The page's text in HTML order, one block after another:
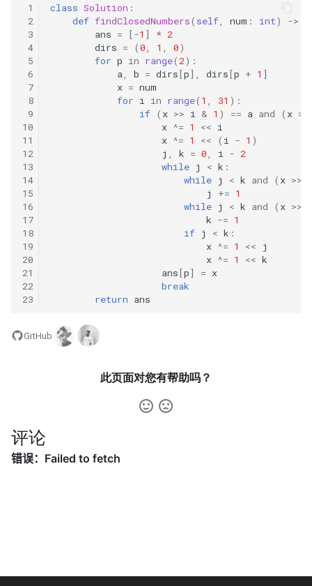
27. 移除元素
28. 找出字符串中第一个匹配
项的下标
29. 两数相除
30. 串联所有单词的子串
31. 下一个排列
32. 最长有效括号
33. 搜索旋转排序数组
34. 在排序数组中查找元素的
第一个和最后一个位置
35. 搜索插入位置
38. 外观数列
39. 组合总和
29. 顺时针打印矩阵
30. 包含 min 函数的栈
31. 栈的压入、弹出序列
32.1. 从上到下打印二叉树
32.2. 从上到下打印二叉树 II
32.3. 从上到下打印二叉树 III
33. 二叉搜索树的后序遍历序
34. 二叉树中和为某一值的路
35. 复杂链表的复制
38. 字符串的排列
39. 数组中出现次数超过一半
24. 反转链表
25. 链表中的两数相加
26. 重排链表
27. 回文链表
28. 展平多级双向链表
29. 排序的循环链表
30. 插入、删除和随机访问都
是 O(1) 的容器
31. 最近最少使用缓存
33. 变位词组
34. 外星语言是否排序
36. 后缀表达式
1
2
3
4
5
6
7
8
9
10
11
12
13
14
15
16
17
18
19
20
21
22
23
class Solution :
def findClosedNumbers( self, num : int) ->
ans = [-1 ] * 2
dirs = (0, 1 , 0)
for p in range(2):
a, b = dirs[p], dirs[p + 1 ]
x = num
for i in range( 1 , 31 ):
if ( x >> i & 1 ) == a and ( x >>
x ^= 1 << i
x ^= 1 << ( i - 1 )
j , k = 0, i - 2
while j < k :
while j < k and ( x >>
j
+= 1
while j < k and ( x >>
k -= 1
if j < k :
x ^= 1 <<
j
x ^= 1 << k
ans[p] = x
break
return ans
GitHub
此页面对您有帮助吗？
评论